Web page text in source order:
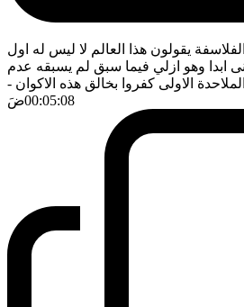
يقولون هذا العالم لا ليس له اول
ابدا وهو ازلي فيما سبق لم يسبقه عدم
الاولى كفروا بخالق هذه الاكوان -
00:05:08ضَ